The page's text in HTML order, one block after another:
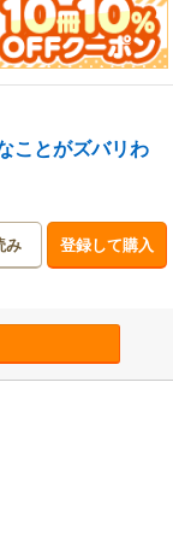
ことがズバリわ
み 登録して購入